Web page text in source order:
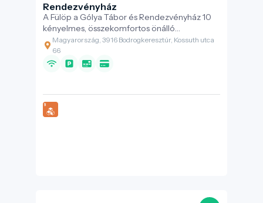
Rendezvényház
A Fülöp a Gólya Tábor és Rendezvényház 10
kényelmes, összekomfortos önálló
apartmanházzal, közösségi terekkel ls vízi
turisztikai sporteszközök bérlési lehetőségével
várja a vendégeket.
Magyarország, 3916 Bodrogkeresztúr, Kossuth utca
66